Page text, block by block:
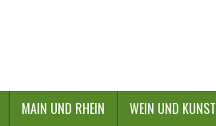
MAIN UND RHEIN
WEIN UND KUNST